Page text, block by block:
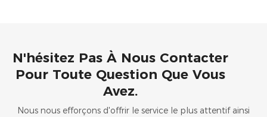
N'hésitez Pas À Nous Contacter
Pour Toute Question Que Vous
Avez.
Nous nous efforçons d'offrir le service le plus attentif ainsi